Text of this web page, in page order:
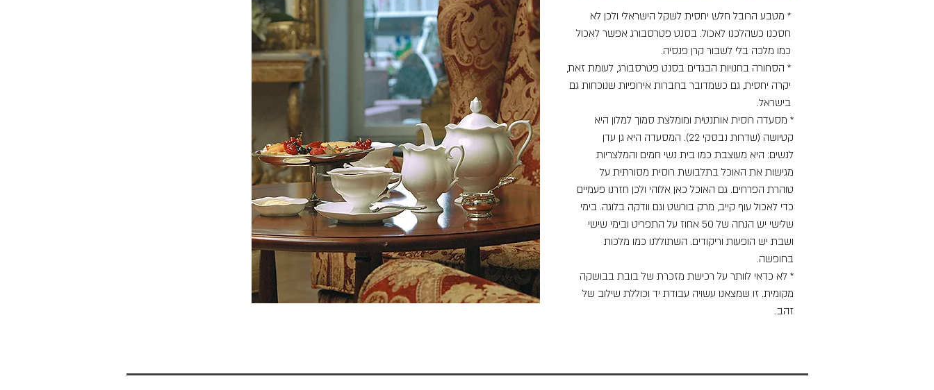
* מטבע הרובל חלש יחסית לשקל הישראלי ולכן לא
חסכנו כשהלכנו לאכול. בסנט פטרסבורג אפשר לאכול
כמו מלכה בלי לשבור קרן פנסיה.
* הסחורה בחנויות הבגדים בסנט פטרסבורג, לעומת זאת,
יקרה יחסית, גם כשמדובר בחברות אירופיות שנוכחות גם
בישראל.
* מסעדה רוסית אותנטית ומומלצת סמוך למלון היא
קטיושה (שדרות נבסקי 22). המסעדה היא גן עדן
לנשים: היא מעוצבת כמו בית נשי חמים והמלצריות
מגישות את האוכל בתלבושת רוסית מסורתית על
טוהרת הפרחים. גם האוכל כאן אלוהי ולכן חזרנו פעמיים
כדי לאכול עוף קייב, מרק בורשט וגם וודקה בלוגה. בימי
שלישי יש הנחה של 50 אחוז על התפריט ובימי שישי
ושבת יש הופעות וריקודים. השתוללנו כמו מלכות
בחופשה.
* לא כדאי לוותר על רכישת מזכרת של בובת בבושקה
מקומית. זו שמצאנו עשויה עבודת יד וכוללת שילוב של
זהב.